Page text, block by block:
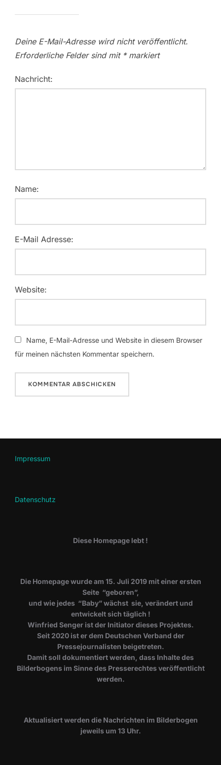
Deine E-Mail-Adresse wird nicht veröffentlicht.
Erforderliche Felder sind mit *markiert
Nachricht:
Name:
E-Mail Adresse:
Website:
Name, E-Mail-Adresse und Website in diesem Browser
für meinen nächsten Kommentar speichern.
Impressum
Datenschutz
Diese Homepage lebt !
Die Homepage wurde am 15. Juli 2019 mit einer ersten
Seite “geboren”,
und wie jedes “Baby” wächst sie, verändert und
entwickelt sich täglich !
Winfried Senger ist der Initiator dieses Projektes.
Seit 2020 ist er dem Deutschen Verband der
Pressejournalisten beigetreten.
Damit soll dokumentiert werden, dass Inhalte des
Bilderbogens im Sinne des Presserechtes veröffentlicht
werden.
​Aktualisiert werden die Nachrichten im Bilderbogen
jeweils um 13 Uhr.